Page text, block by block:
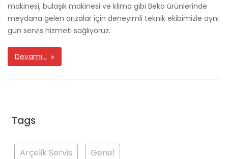
makinesi, bulaşık makinesi ve klima gibi Beko ürünlerinde
meydana gelen arızalar için deneyimli teknik ekibimizle aynı
gün servis hizmeti sağlıyoruz.
Devamı…
Tags
Arçelik Servis Genel